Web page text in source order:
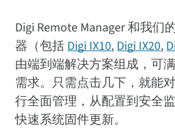
Digi Remote Manager 和我
器（包括 Digi IX10, Digi IX20,
由端到端解决方案组成，可
需求。只需点击几下，就能
行全面管理，从配置到安全
快速系统固件更新。